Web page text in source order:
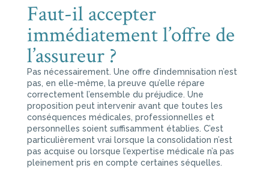
Faut-il accepter
immédiatement l’offre de
l’assureur ?
Pas nécessairement. Une offre d’indemnisation n’est
pas, en elle-même, la preuve qu’elle répare
correctement l’ensemble du préjudice. Une
proposition peut intervenir avant que toutes les
conséquences médicales, professionnelles et
personnelles soient suffisamment établies. C’est
particulièrement vrai lorsque la consolidation n’est
pas acquise ou lorsque l’expertise médicale n’a pas
pleinement pris en compte certaines séquelles.